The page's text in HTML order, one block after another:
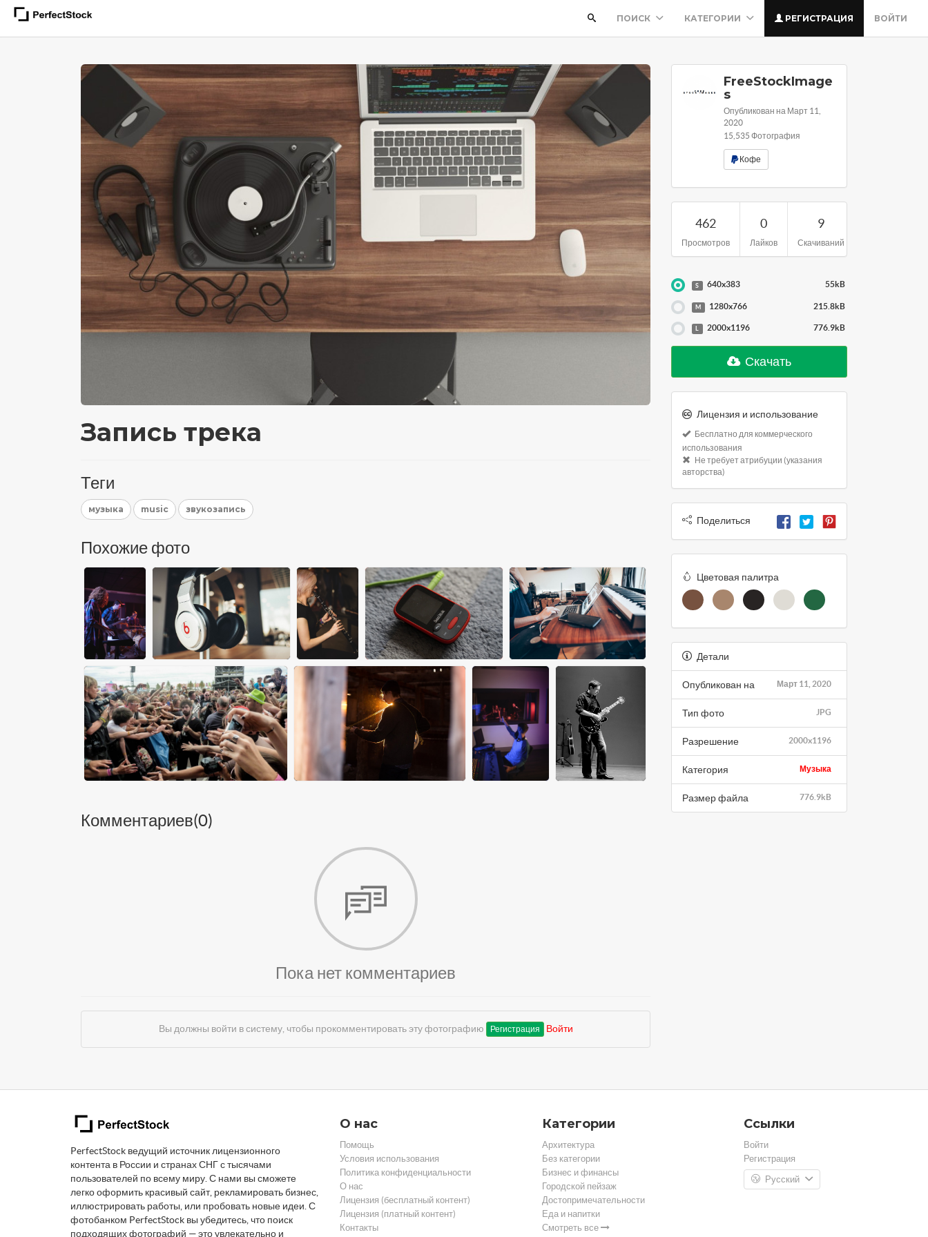
ПОИСК КАТЕГОРИИ РЕГИСТРАЦИЯ ВОЙТИ
Запись трека
Теги
музыка music звукозапись
Похожие фото
Комментариев(0)
Пока нет комментариев
Вы должны войти в систему, чтобы прокомментировать эту фотографию Регистрация Войти
FreeStockImage
s
Опубликован на Март 11,
2020
15,535 Фотография
Кофе
462
Просмотров
0
Лайков
9
Скачиваний
S 640x383 55kB
M 1280x766 215.8kB
L 2000x1196 776.9kB
Скачать
Лицензия и использование
Бесплатно для коммерческого
использования
Не требует атрибуции (указания
авторства)
Поделиться
Цветовая палитра
Детали
Март 11, 2020
Опубликован на
JPG
Тип фото
2000x1196
Разрешение
Музыка
Категория
776.9kB
Размер файла
PerfectStock ведущий источник лицензионного
контента в России и странах СНГ с тысячами
пользователей по всему миру. С нами вы сможете
легко оформить красивый сайт, рекламировать бизнес,
иллюстрировать работы, или пробовать новые идеи. С
фотобанком PerfectStock вы убедитесь, что поиск
подходящих фотографий — это увлекательно и
О нас
Помощь
Условия использования
Политика конфиденциальности
О нас
Лицензия (бесплатный контент)
Лицензия (платный контент)
Контакты
Категории
Архитектура
Без категории
Бизнес и финансы
Городской пейзаж
Достопримечательности
Еда и напитки
Смотреть все
Ссылки
Войти
Регистрация
Русский